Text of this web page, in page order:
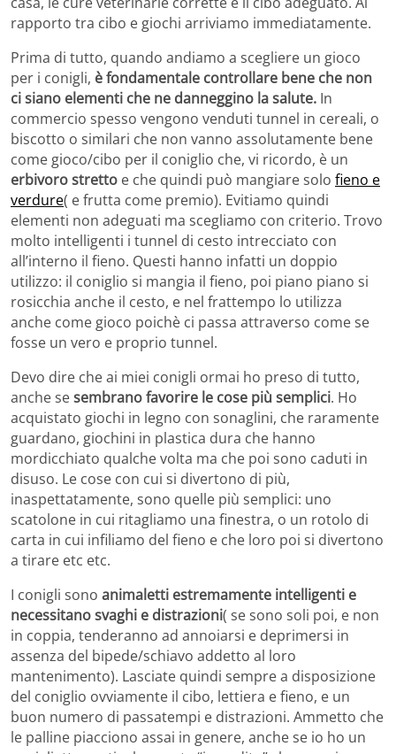
rapporto tra cibo e giochi arriviamo immediatamente.
Prima di tutto, quando andiamo a scegliere un gioco
per i conigli, è fondamentale controllare bene che non
ci siano elementi che ne danneggino la salute. In
commercio spesso vengono venduti tunnel in cereali, o
biscotto o similari che non vanno assolutamente bene
come gioco/cibo per il coniglio che, vi ricordo, è un
erbivoro stretto e che quindi può mangiare solo fieno e
verdure( e frutta come premio). Evitiamo quindi
elementi non adeguati ma scegliamo con criterio. Trovo
molto intelligenti i tunnel di cesto intrecciato con
all’interno il fieno. Questi hanno infatti un doppio
utilizzo: il coniglio si mangia il fieno, poi piano piano si
rosicchia anche il cesto, e nel frattempo lo utilizza
anche come gioco poichè ci passa attraverso come se
fosse un vero e proprio tunnel.
Devo dire che ai miei conigli ormai ho preso di tutto,
anche sesembrano favorire le cose più semplici. Ho
acquistato giochi in legno con sonaglini, che raramente
guardano, giochini in plastica dura che hanno
mordicchiato qualche volta ma che poi sono caduti in
disuso. Le cose con cui si divertono di più,
inaspettatamente, sono quelle più semplici: uno
scatolone in cui ritagliamo una finestra, o un rotolo di
carta in cui infiliamo del fieno e che loro poi si divertono
a tirare etc etc.
I conigli sono animaletti estremamente intelligenti e
necessitano svaghi e distrazioni( se sono soli poi, e non
in coppia, tenderanno ad annoiarsi e deprimersi in
assenza del bipede/schiavo addetto al loro
mantenimento). Lasciate quindi sempre a disposizione
del coniglio ovviamente il cibo, lettiera e fieno, e un
buon numero di passatempi e distrazioni. Ammetto che
le palline piacciono assai in genere, anche se io ho un